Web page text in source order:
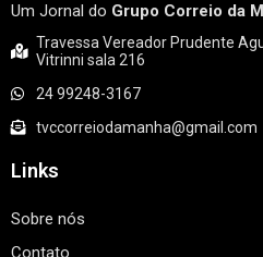
Um Jornal do Grupo Correio da
Travessa Vereador Prudente
Vitrinni sala 216
24 99248-3167
tvccorreiodamanha@gmail.com
Links
Sobre nós
Contato